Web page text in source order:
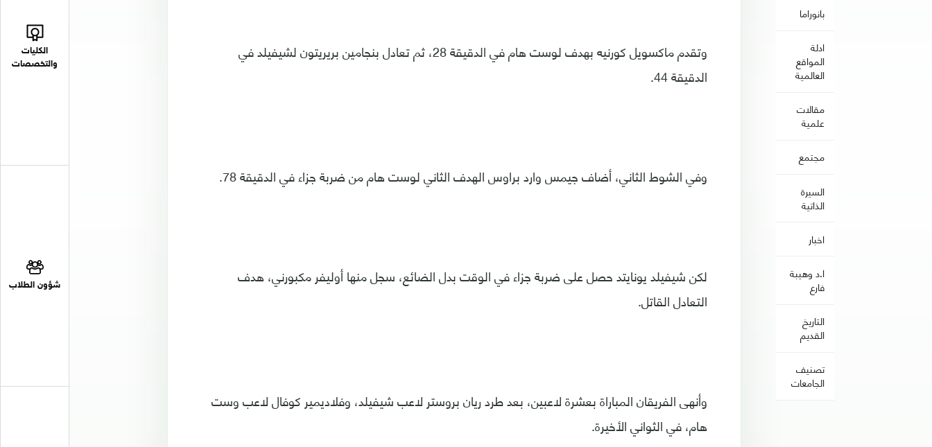
الكليات
والتخصصات
شؤون الطلاب
بانوراما
ادلة
المواقع
العالمية
مقالات
علمية
مجتمع
السيرة
الذاتية
اخبار
ا.د وهيبة
فارع
التاريخ
القديم
تصنيف
الجامعات
وتقدم ماكسويل كورنيه بهدف لوست هام في الدقيقة 28، ثم تعادل بنجامين بريريتون لشيفيلد في
الدقيقة 44.
وفي الشوط الثاني، أضاف جيمس وارد براوس الهدف الثاني لوست هام من ضربة جزاء في الدقيقة 78.
لكن شيفيلد يونايتد حصل على ضربة جزاء في الوقت بدل الضائع، سجل منها أوليفر مكبورني، هدف
التعادل القاتل.
وأنهى الفريقان المباراة بعشرة لاعبين، بعد طرد ريان بروستر لاعب شيفيلد، وفلاديمير كوفال لاعب وست
هام، في الثواني الأخيرة.